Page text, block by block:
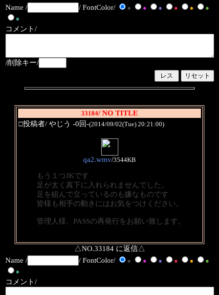
Name /
/ FontColor/ ● ● ● ● ●
●
●
コメント/
/削除キー/
33184/ NO TITLE
□投稿者/ やじう -0回-(2014/09/02(Tue) 20:21:00)
qa2.wmv/3544KB
もう１つJKです
足が太く真下に入れられませんでした。
足を組んで立っているのも嫌なものです
皆様も相手の動きにはお気をつけください。
管理人様、PASSの再発行をお願い致します。
△NO.33184 に返信△
Name /
/ FontColor/ ● ● ● ● ●
●
●
コメント/